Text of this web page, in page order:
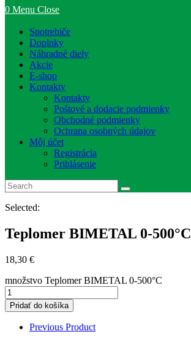
0 Menu Close
Spotrebiče
Doplnky
Náhradné diely
Akcie
E-shop
Kontakty
Kontakty
Poštové a dodacie podmienky
Obchodné podmienky
Ochrana osobných údajov
Môj účet
Registrácia
Prihlásenie
Selected:
Teplomer BIMETAL 0-500°C
18,30 €
množstvo Teplomer BIMETAL 0-500°C
Pridať do košíka
Previous Product